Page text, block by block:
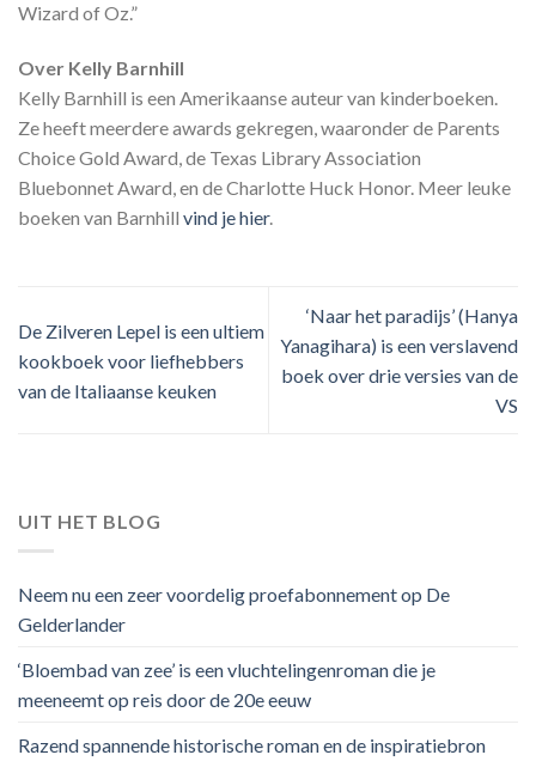
Wizard of Oz.”
Over Kelly Barnhill
Kelly Barnhill is een Amerikaanse auteur van kinderboeken.
Ze heeft meerdere awards gekregen, waaronder de Parents
Choice Gold Award, de Texas Library Association
Bluebonnet Award, en de Charlotte Huck Honor. Meer leuke
boeken van Barnhill vind je hier.
De Zilveren Lepel is een ultiem
kookboek voor liefhebbers
van de Italiaanse keuken
‘Naar het paradijs’ (Hanya
Yanagihara) is een verslavend
boek over drie versies van de
VS
UIT HET BLOG
Neem nu een zeer voordelig proefabonnement op De
Gelderlander
‘Bloembad van zee’ is een vluchtelingenroman die je
meeneemt op reis door de 20e eeuw
Razend spannende historische roman en de inspiratiebron